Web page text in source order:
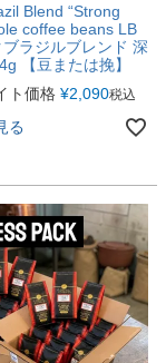
Blend “Strong
coffee beans LB
ラジルブレンド 深
【豆または挽】
ト価格 ¥2,090税込
る